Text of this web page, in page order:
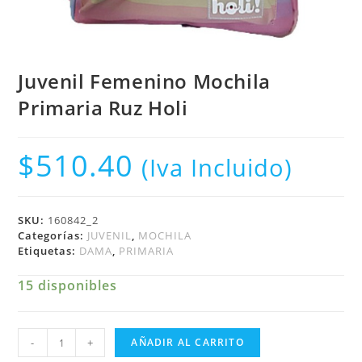
Juvenil Femenino Mochila
Primaria Ruz Holi
$510.40 (Iva Incluido)
SKU: 160842_2
Categorías: JUVENIL, MOCHILA
Etiquetas: DAMA, PRIMARIA
15 disponibles
Femenino
- + AÑADIR AL CARRITO